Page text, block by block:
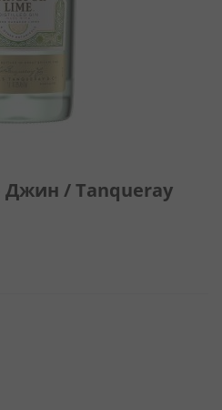
Джин / Tanqueray